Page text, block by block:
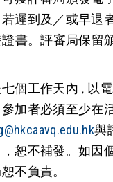
遲到及／或早退
證書。評審局保留
個工作天內 ，
以電
加者必須至少在
與
恕不補發。如因
不負責。